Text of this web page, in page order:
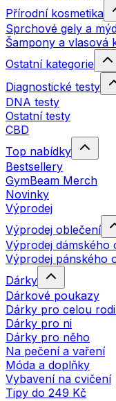
Přírodní kosmetika
Sprchové gely a
Šampony a vlasová
Ostatní kategorie
Diagnostické testy
DNA testy
Ostatní testy
CBD
Top nabídky
Bestsellery
GymBeam Merch
Novinky
Výprodej
Výprodej oblečení
Výprodej dámského
Výprodej pánského
Dárky
Dárkové poukazy
Dárky pro celou
Dárky pro ni
Dárky pro něho
Na pečení a vaření
Móda a doplňky
Vybavení na cvičení
Tipy do 249 Kč